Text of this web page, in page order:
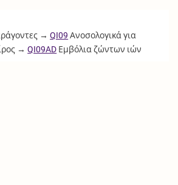
→QI09 Ανοσολογικά για
→QI09AD Εμβόλια ζώντων ιών